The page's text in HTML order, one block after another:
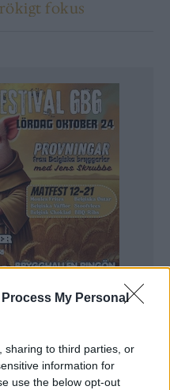
Process My Personal
sharing to third parties, or
information for
use the below opt-out
fokus